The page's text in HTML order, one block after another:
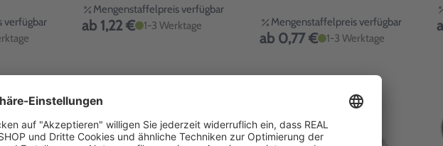
verfügbar
Mengenstaffelpreis verfügbar
ab 1,22 € 1-3 Werktage Mengenstaffelpreis verfügbar
ab 0,77 € 1-3 Werktage